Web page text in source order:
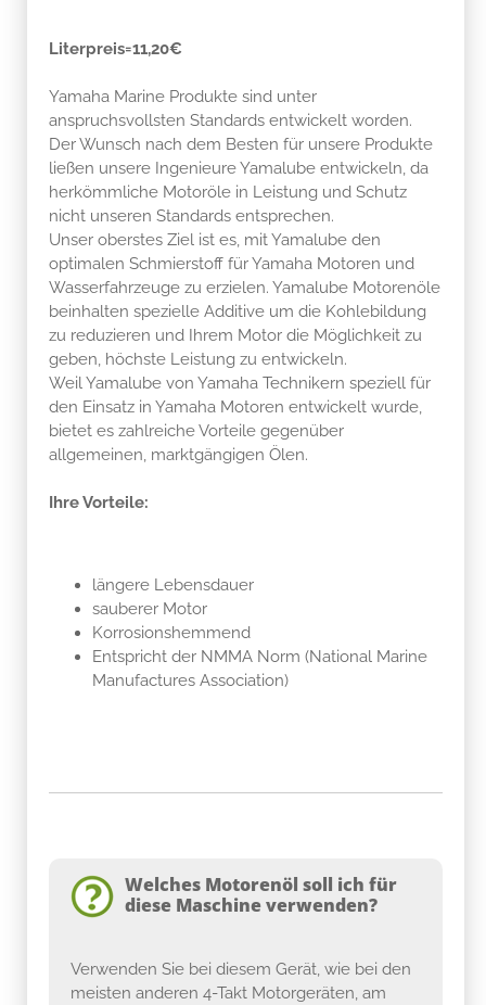
Literpreis=11,20€
Yamaha Marine Produkte sind unter
anspruchsvollsten Standards entwickelt worden.
Der Wunsch nach dem Besten für unsere Produkte
ließen unsere Ingenieure Yamalube entwickeln, da
herkömmliche Motoröle in Leistung und Schutz
nicht unseren Standards entsprechen.
Unser oberstes Ziel ist es, mit Yamalube den
optimalen Schmierstoff für Yamaha Motoren und
Wasserfahrzeuge zu erzielen. Yamalube Motorenöle
beinhalten spezielle Additive um die Kohlebildung
zu reduzieren und Ihrem Motor die Möglichkeit zu
geben, höchste Leistung zu entwickeln.
Weil Yamalube von Yamaha Technikern speziell für
den Einsatz in Yamaha Motoren entwickelt wurde,
bietet es zahlreiche Vorteile gegenüber
allgemeinen, marktgängigen Ölen.
Ihre Vorteile:
längere Lebensdauer
sauberer Motor
Korrosionshemmend
Entspricht der NMMA Norm (National Marine
Manufactures Association)
Welches Motorenöl soll ich für
diese Maschine verwenden?
Verwenden Sie bei diesem Gerät, wie bei den
meisten anderen 4-Takt Motorgeräten, am